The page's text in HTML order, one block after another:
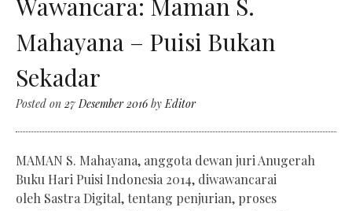
Wawancara: Maman S.
Mahayana – Puisi Bukan
Sekadar
Posted on 27 Desember 2016byEditor
MAMAN S. Mahayana, anggota dewan juri Anugerah
Buku Hari Puisi Indonesia 2014, diwawancarai
oleh Sastra Digital, tentang penjurian, proses